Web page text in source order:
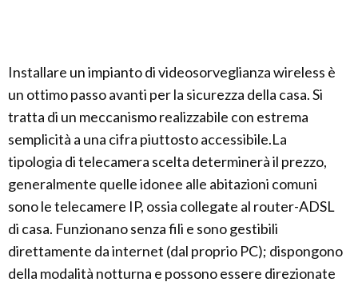
Installare un impianto di videosorveglianza wireless è
un ottimo passo avanti per la sicurezza della casa. Si
tratta di un meccanismo realizzabile con estrema
semplicità a una cifra piuttosto accessibile.La
tipologia di telecamera scelta determinerà il prezzo,
generalmente quelle idonee alle abitazioni comuni
sono le telecamere IP, ossia collegate al router-ADSL
di casa. Funzionano senza fili e sono gestibili
direttamente da internet (dal proprio PC); dispongono
della modalità notturna e possono essere direzionate